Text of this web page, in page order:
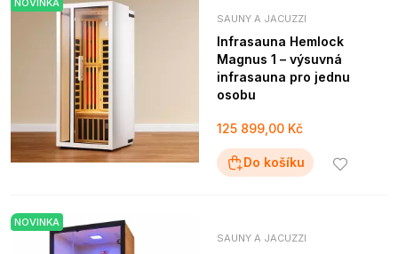
NOVINKA
SAUNY A JACUZZI
Infrasauna Hemlock
Magnus 1 – výsuvná
infrasauna pro jednu
osobu
125 899,00 Kč
Do košíku
NOVINKA
SAUNY A JACUZZI